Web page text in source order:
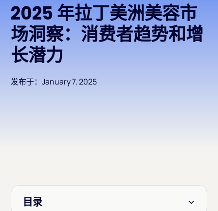
2025 年拉丁美洲美容市
场洞察：消费者趋势和增
长潜力
发布于：January 7, 2025
目录